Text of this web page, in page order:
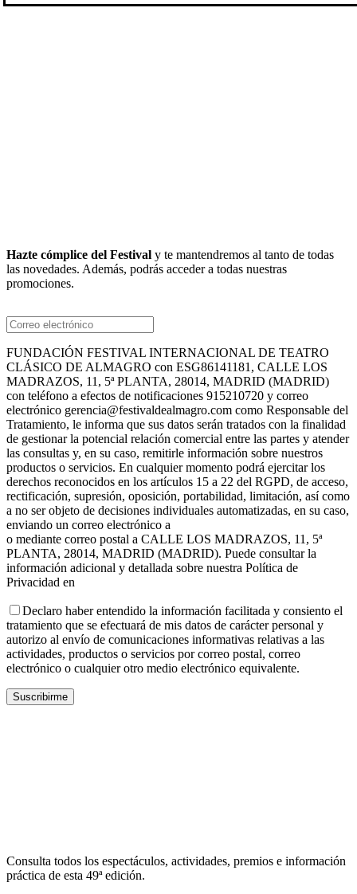
Suscríbete a nuestro boletín
Hazte cómplice del Festival y te mantendremos al tanto de todas
las novedades. Además, podrás acceder a todas nuestras
promociones.
FUNDACIÓN FESTIVAL INTERNACIONAL DE TEATRO
CLÁSICO DE ALMAGRO con ESG86141181, CALLE LOS
MADRAZOS, 11, 5ª PLANTA, 28014, MADRID (MADRID)
con teléfono a efectos de notificaciones 915210720 y correo
electrónico gerencia@festivaldealmagro.com como Responsable del
Tratamiento, le informa que sus datos serán tratados con la finalidad
de gestionar la potencial relación comercial entre las partes y atender
las consultas y, en su caso, remitirle información sobre nuestros
productos o servicios. En cualquier momento podrá ejercitar los
derechos reconocidos en los artículos 15 a 22 del RGPD, de acceso,
rectificación, supresión, oposición, portabilidad, limitación, así como
a no ser objeto de decisiones individuales automatizadas, en su caso,
enviando un correo electrónico a
o mediante correo postal a CALLE LOS MADRAZOS, 11, 5ª
PLANTA, 28014, MADRID (MADRID). Puede consultar la
información adicional y detallada sobre nuestra Política de
Privacidad en
Declaro haber entendido la información facilitada y consiento el
tratamiento que se efectuará de mis datos de carácter personal y
autorizo al envío de comunicaciones informativas relativas a las
actividades, productos o servicios por correo postal, correo
electrónico o cualquier otro medio electrónico equivalente.
Consulta todos los espectáculos, actividades, premios e información
práctica de esta 49ª edición.